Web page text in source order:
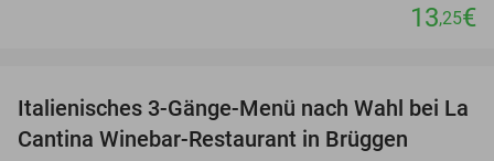
13,25€
43%
Italienisches 3-Gänge-Menü nach Wahl bei La
Cantina Winebar-Restaurant in Brüggen